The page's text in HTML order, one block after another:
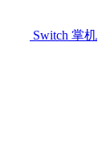
Switch 掌机